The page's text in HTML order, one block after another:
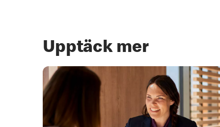
Upptäck mer